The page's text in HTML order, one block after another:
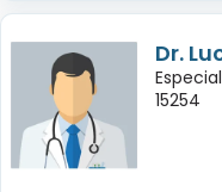
Dr.
15254